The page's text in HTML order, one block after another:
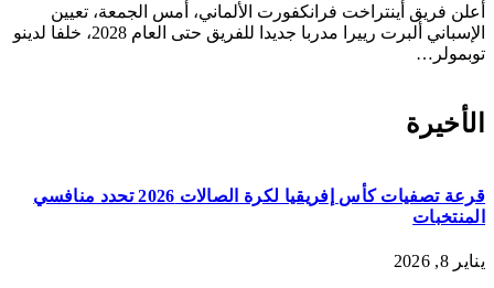
أعلن فريق أينتراخت فرانكفورت الألماني، أمس الجمعة، تعيين
الإسباني ألبرت رييرا مدربا جديدا للفريق حتى العام 2028، خلفا لدينو
توبمولر…
الأخيرة
قرعة تصفيات كأس إفريقيا لكرة الصالات 2026 تحدد منافسي
المنتخبات
يناير 8, 2026